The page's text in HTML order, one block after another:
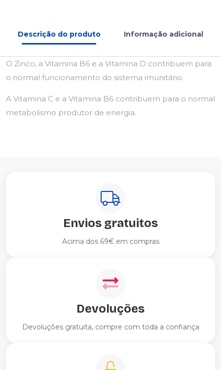
Descrição do produto Informação adicional
O Zinco, a Vitamina B6 e a Vitamina D contribuem para
o normal funcionamento do sistema imunitário.
A Vitamina C e a Vitamina B6 contribuem para o normal
metabolismo produtor de energia.
Envios gratuitos
Acima dos 69€ em compras
Devoluções
Devoluções gratuita, compre com toda a confiança